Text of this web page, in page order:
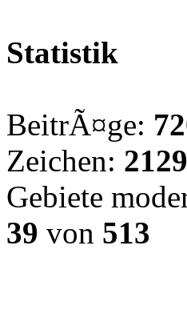
Statistik
BeitrÃ¤ge:
Zeichen:
Gebiete
39 von 513